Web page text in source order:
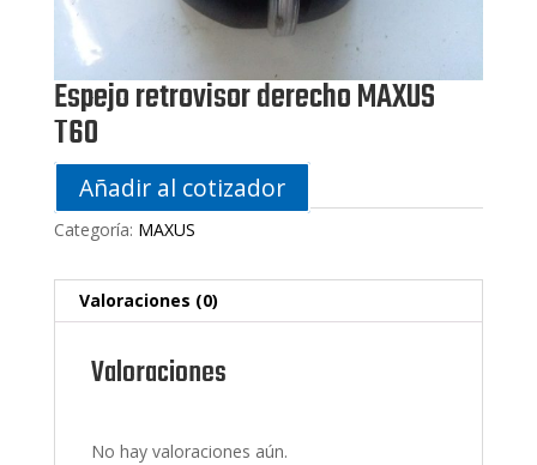
Espejo retrovisor derecho MAXUS
T60
Añadir al cotizador
Categoría: MAXUS
Valoraciones (0)
Valoraciones
No hay valoraciones aún.